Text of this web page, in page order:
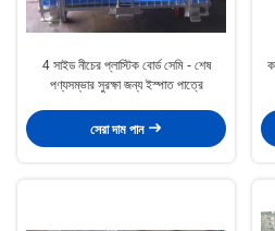
4 সাইড নীচের প্লাস্টিক বোর্ড সেমি - শেষ
পণ্যসম্ভার সুরক্ষা জন্য ইস্পাত পাত্রে
সেরা দাম পান